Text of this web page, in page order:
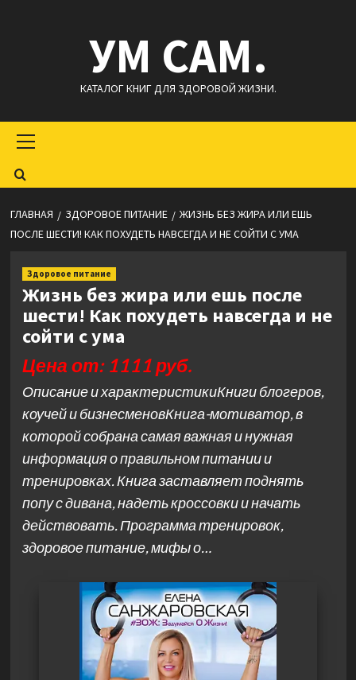
УМ САМ.
КАТАЛОГ КНИГ ДЛЯ ЗДОРОВОЙ ЖИЗНИ.
меню
ГЛАВНАЯ ЗДОРОВОЕ ПИТАНИЕ
ЖИЗНЬ БЕЗ ЖИРА ИЛИ ЕШЬ
ПОСЛЕ ШЕСТИ! КАК ПОХУДЕТЬ НАВСЕГДА И НЕ СОЙТИ С УМА
Здоровое питание
Жизнь без жира или ешь после
шести! Как похудеть навсегда и не
сойти с ума
Цена от: 1111 руб.
Описание и характеристикиКниги блогеров,
коучей и бизнесменовКнига-мотиватор, в
которой собрана самая важная и нужная
информация о правильном питании и
тренировках. Книга заставляет поднять
попу с дивана, надеть кроссовки и начать
действовать. Программа тренировок,
здоровое питание, мифы о…